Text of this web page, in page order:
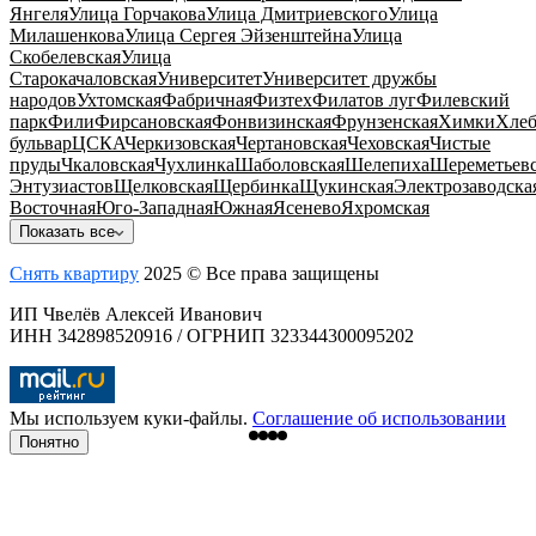
ЯнгеляУлица ГорчаковаУлица ДмитриевскогоУлица
МилашенковаУлица Сергея ЭйзенштейнаУлица
СкобелевскаяУлица
СтарокачаловскаяУниверситетУниверситет дружбы
народовУхтомскаяФабричнаяФизтехФилатов лугФилевский
паркФилиФирсановскаяФонвизинскаяФрунзенскаяХимки
бульварЦСКАЧеркизовскаяЧертановскаяЧеховскаяЧистые
прудыЧкаловскаяЧухлинкаШаболовскаяШелепиха
ЭнтузиастовЩелковскаяЩербинкаЩукинская
ВосточнаяЮго-ЗападнаяЮжнаяЯсеневоЯхромская
Показать все
Снять квартиру 2025 © Все права защищены
ИП Чвелёв Алексей Иванович
ИНН 342898520916 / ОГРНИП 323344300095202
Мы используем куки-файлы. Соглашение об использовании
Понятно